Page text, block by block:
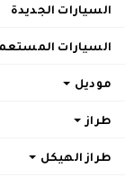
السيارات الجديدة
السيارات
موديل
طراز
طراز الهيكل